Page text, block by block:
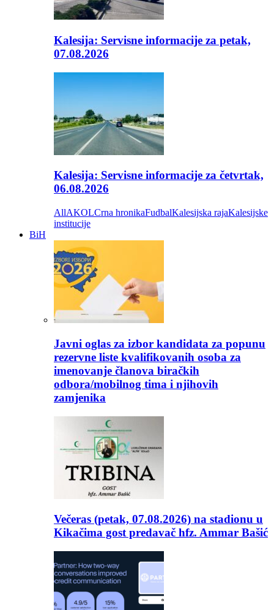
Kalesija: Servisne informacije za petak,
07.08.2026
Kalesija: Servisne informacije za četvrtak,
06.08.2026
AllAKOLCrna hronikaFudbalKalesijska rajaKalesijske
institucije
BiH
Javni oglas za izbor kandidata za popunu
rezervne liste kvalifikovanih osoba za
imenovanje članova biračkih
odbora/mobilnog tima i njihovih
zamjenika
Večeras (petak, 07.08.2026) na stadionu u
Kikačima gost predavač hfz. Ammar Bašić